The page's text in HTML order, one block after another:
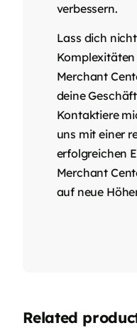
verbessern.
Lass dich
Komplexitäten
Merchant
deine
Kontaktiere
uns mit einer
erfolgreichen
Merchant
auf neue
Related